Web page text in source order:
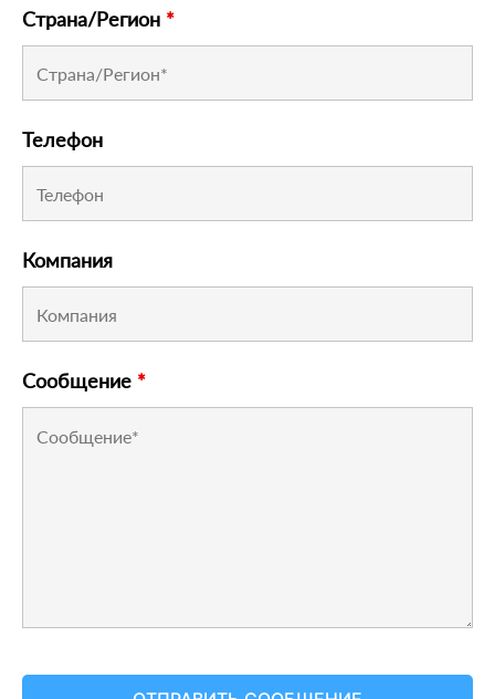
Страна/Регион *
Телефон
Компания
Сообщение *